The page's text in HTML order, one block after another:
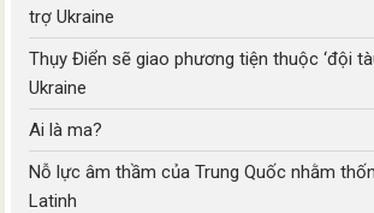
trợ Ukraine
Thụy Điển sẽ giao phương tiện thuộc ‘đội
Ukraine
Ai là ma?
Nỗ lực âm thầm của Trung Quốc nhằm
Latinh